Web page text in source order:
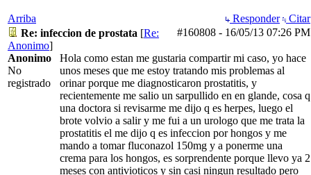
Arriba Responder
Citar
#160808 - 16/05/13 07:26 PM
Re: infeccion de prostata [Re:
Anonimo]
Anonimo
No
registrado
Hola como estan me gustaria compartir mi caso, yo hace
unos meses que me estoy tratando mis problemas al
orinar porque me diagnosticaron prostatitis, y
recientemente me salio un sarpullido en en glande, cosa q
una doctora si revisarme me dijo q es herpes, luego el
brote volvio a salir y me fui a un urologo que me trata la
prostatitis el me dijo q es infeccion por hongos y me
mando a tomar fluconazol 150mg y a ponerme una
crema para los hongos, es sorprendente porque llevo ya 2
meses con antivioticos y sin casi ningun resultado pero